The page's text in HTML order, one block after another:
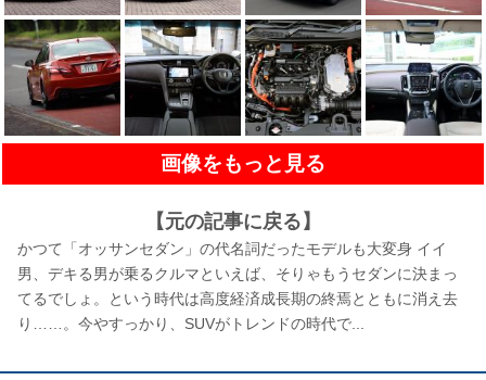
画像をもっと見る
【元の記事に戻る】
かつて「オッサンセダン」の代名詞だったモデルも大変身 イイ
男、デキる男が乗るクルマといえば、そりゃもうセダンに決まっ
てるでしょ。という時代は高度経済成長期の終焉とともに消え去
り……。今やすっかり、SUVがトレンドの時代で...